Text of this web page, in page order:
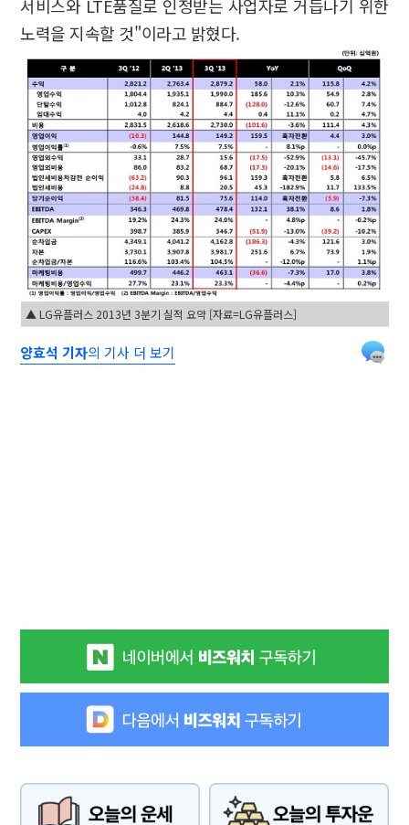
서비스와 LTE품질로 인정받는 사업자로 거듭나기 위한
노력을 지속할 것"이라고 밝혔다.
▲ LG유플러스 2013년 3분기 실적 요약 [자료=LG유플러스]
양효석 기자의 기사 더 보기